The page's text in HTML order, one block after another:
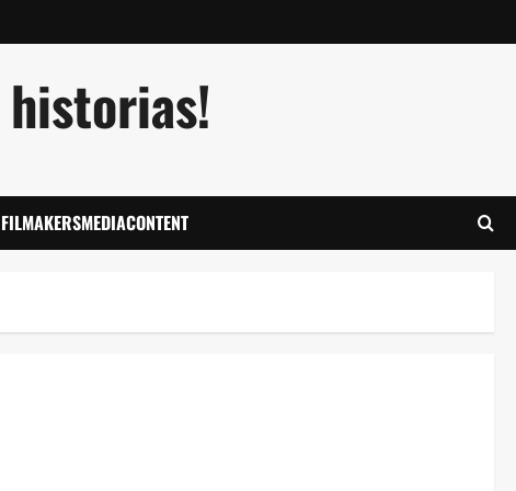
FILMAKERSMEDIACONTENT